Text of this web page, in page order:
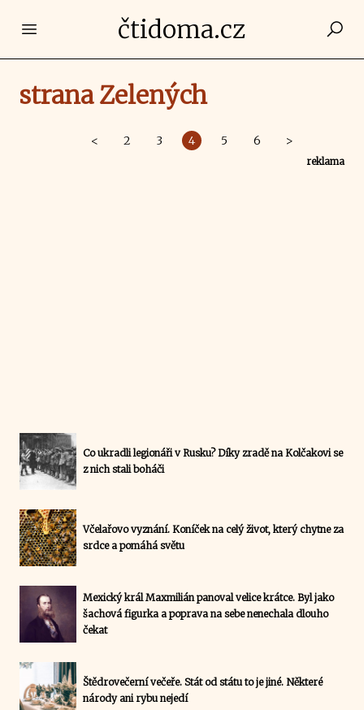
Open main menučtidoma.cz
strana Zelených
< 2 3 4 5 6 >
reklama
Co ukradli legionáři v Rusku? Díky zradě na Kolčakovi se
z nich stali boháči
Včelařovo vyznání. Koníček na celý život, který chytne za
srdce a pomáhá světu
Mexický král Maxmilián panoval velice krátce. Byl jako
šachová figurka a poprava na sebe nenechala dlouho
čekat
Štědrovečerní večeře. Stát od státu to je jiné. Některé
národy ani rybu nejedí